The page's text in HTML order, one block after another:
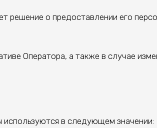
решение о предоставлении его
Оператора, а также в случае
в следующем значении: